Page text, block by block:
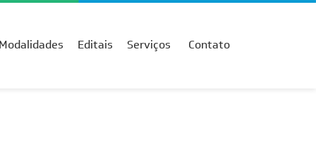
Editais Serviços Contato